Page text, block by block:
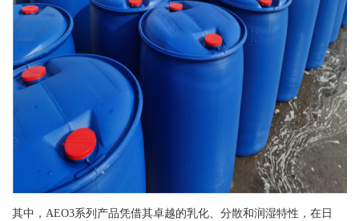
其中，AEO3系列产品凭借其卓越的乳化、分散和润湿特性，在日